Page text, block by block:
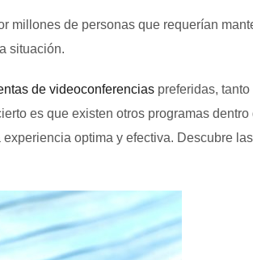
millones de personas que requerían
situación.
de videoconferencias preferidas,
es que existen otros programas
optima y efectiva. Descubre